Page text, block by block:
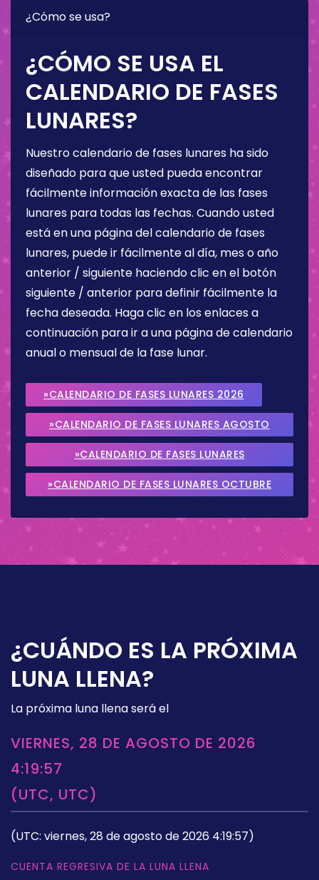
¿Cómo se usa?
¿CÓMO SE USA EL
CALENDARIO DE FASES
LUNARES?
Nuestro calendario de fases lunares ha sido
diseñado para que usted pueda encontrar
fácilmente información exacta de las fases
lunares para todas las fechas. Cuando usted
está en una página del calendario de fases
lunares, puede ir fácilmente al día, mes o año
anterior / siguiente haciendo clic en el botón
siguiente / anterior para definir fácilmente la
fecha deseada. Haga clic en los enlaces a
continuación para ir a una página de calendario
anual o mensual de la fase lunar.
»CALENDARIO DE FASES LUNARES 2026
»CALENDARIO DE FASES LUNARES AGOSTO
2026
»CALENDARIO DE FASES LUNARES
SEPTIEMBRE 2026
»CALENDARIO DE FASES LUNARES OCTUBRE
¿CUÁNDO ES LA PRÓXIMA
LUNA LLENA?
La próxima luna llena será el
VIERNES, 28 DE AGOSTO DE 2026
4:19:57
(UTC, UTC)
(UTC: viernes, 28 de agosto de 2026 4:19:57)
CUENTA REGRESIVA DE LA LUNA LLENA